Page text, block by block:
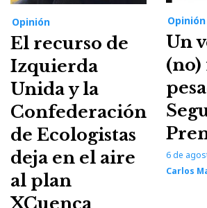
Opinión
El recurso de
Izquierda
Unida y la
Confederación
de Ecologistas
deja en el aire
al plan
XCuenca
Opinión
Un
(no)
6 de
Carlos